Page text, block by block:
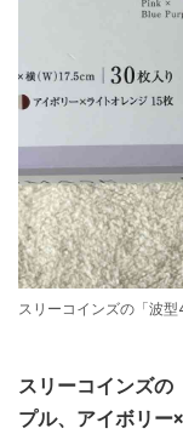
スリーコインズの「波
スリーコインズの
プル、アイボリー